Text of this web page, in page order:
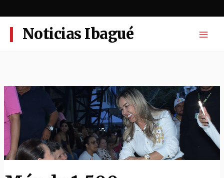
al
contenidoNoticias Ibagué